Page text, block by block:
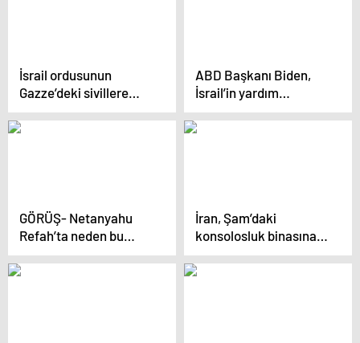
İsrail ordusunun
Gazze’deki sivillere
tahliye uyarıları hata ve
çelişkiler içeriyor
ABD Başkanı Biden,
İsrail’in yardım
görevlilerini korumak
için yeterince çaba
GÖRÜŞ- Netanyahu
Refah’ta neden bu
kadar ısrarcı?
İran, Şam’daki
konsolosluk binasına
düzenlenen saldırıya
yanıt vereceğini